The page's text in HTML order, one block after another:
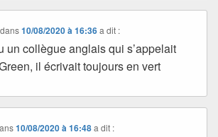
dans10/08/2020 à 16:36 a dit :
un collègue anglais qui s’appelait
il écrivait toujours en vert
10/08/2020 à 16:48 a dit :